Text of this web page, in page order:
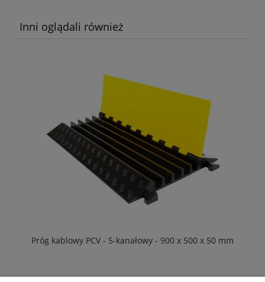
Inni oglądali również
Próg kablowy PCV - 5-kanałowy - 900 x 500 x 50 mm